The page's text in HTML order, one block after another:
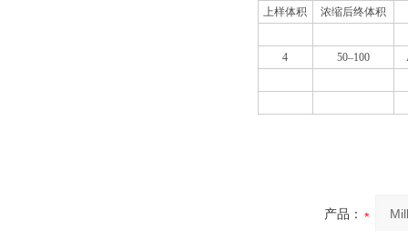
上样体积 浓缩后终体积
4 50–100
产品：